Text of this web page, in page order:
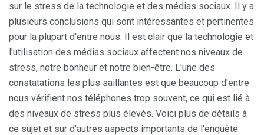
sur le stress de la technologie et des médias sociaux. Il y a
plusieurs conclusions qui sont intéressantes et pertinentes
pour la plupart d'entre nous. Il est clair que la technologie et
l'utilisation des médias sociaux affectent nos niveaux de
stress, notre bonheur et notre bien-être. L'une des
constatations les plus saillantes est que beaucoup d'entre
nous vérifient nos téléphones trop souvent, ce qui est lié à
des niveaux de stress plus élevés. Voici plus de détails à
ce sujet et sur d'autres aspects importants de l'enquête.